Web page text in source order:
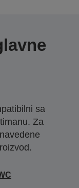
sa
Za